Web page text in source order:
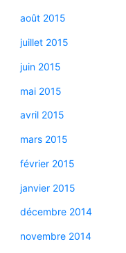
août 2015
juillet 2015
juin 2015
mai 2015
avril 2015
mars 2015
février 2015
janvier 2015
décembre 2014
novembre 2014